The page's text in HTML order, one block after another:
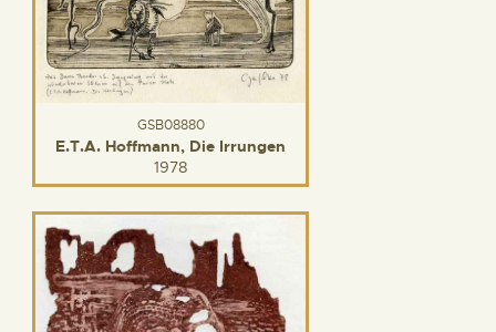
GSB08880
E.T.A. Hoffmann, Die Irrungen
1978